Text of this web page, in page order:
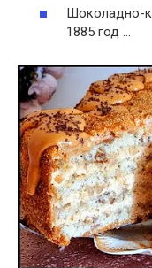
Шоколадно-
1885 год …